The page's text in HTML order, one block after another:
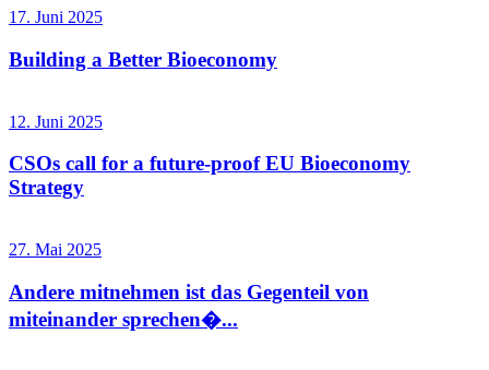
17. Juni 2025
Building a Better Bioeconomy
12. Juni 2025
CSOs call for a future-proof EU Bioeconomy
Strategy
27. Mai 2025
Andere mitnehmen ist das Gegenteil von
miteinander sprechen�...